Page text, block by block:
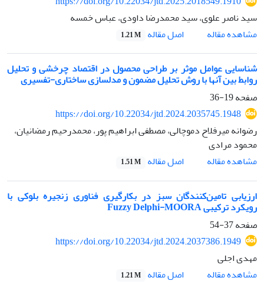
سید ناصر علوی، سید محمدرضا داودی، عباس خمسه
مشاهده مقاله
اصل مقاله 1.21 M
شناسایی عوامل موثر بر طراحی محصول در اقتصاد چرخشی و تحلیل
روابط بین آنها با روش تحلیل مضمون و مدلسازی ساختاری-تفسیری
صفحه19-36
https://doi.org/10.22034/jtd.2024.2035745.1948
رضوانه میرفلاح دموچالی، مصطفی ابراهیم پور، محمدرحیم رمضانیان،
محمود مرادی
مشاهده مقاله
اصل مقاله 1.51 M
ارزیابی تامین‌کنندگان سبز در بکارگیری فناوری زنجیره بلوکی با
رویکرد ترکیبی Fuzzy Delphi-MOORA
صفحه37-54
https://doi.org/10.22034/jtd.2024.2037386.1949
مهدی اجلی
مشاهده مقاله
اصل مقاله 1.21 M